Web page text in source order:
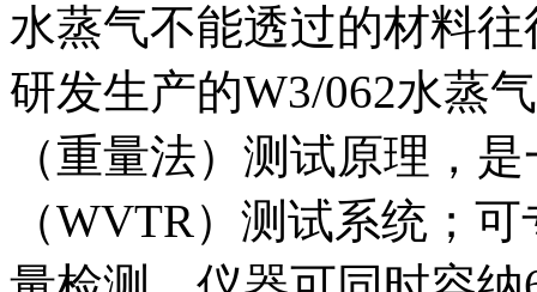
水蒸气不能透过的材料
研发生产的W3/062水蒸
（重量法）测试原理，
（WVTR）测试系统；